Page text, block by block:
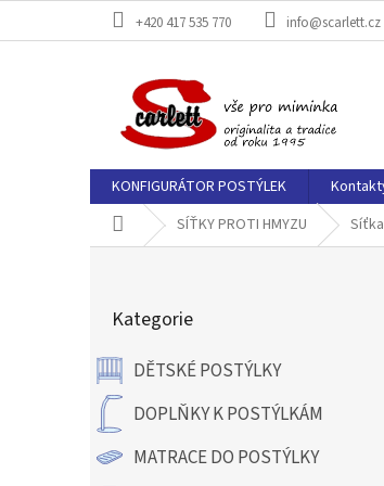
+420 417 535 770 info@scarlett.cz
KONFIGURÁTOR POSTÝLEK
Domů SÍŤKY PROTI HMYZU
a
n
p
kategorie
Kategorie
DĚTSKÉ POSTÝLKY
DOPLŇKY K POSTÝLKÁM
MATRACE DO POSTÝLKY